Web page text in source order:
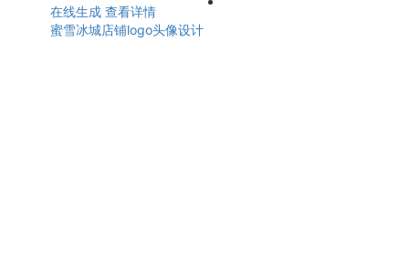
在线生成 查看详情
蜜雪冰城店铺logo头像设计